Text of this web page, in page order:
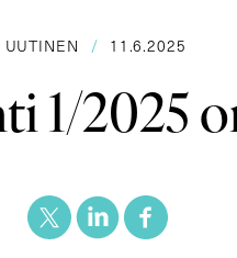
UUTINEN / 11.6.2025
1/2025